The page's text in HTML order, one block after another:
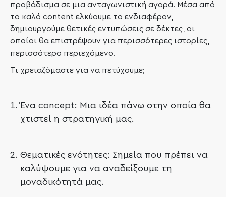
προβάδισμα σε μια ανταγωνιστική αγορά. Μέσα από
το καλό content ελκύουμε το ενδιαφέρον,
δημιουργούμε θετικές εντυπώσεις σε δέκτες, οι
οποίοι θα επιστρέψουν για περισσότερες ιστορίες,
περισσότερο περιεχόμενο.
Τι χρειαζόμαστε για να πετύχουμε;
Ένα concept: Μια ιδέα πάνω στην οποία θα
χτιστεί η στρατηγική μας.
Θεματικές ενότητες: Σημεία που πρέπει να
καλύψουμε για να αναδείξουμε τη
μοναδικότητά μας.